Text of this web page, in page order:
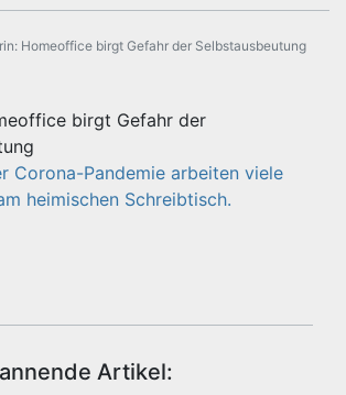
Homeoffice birgt Gefahr der Selbstausbeutung
birgt Gefahr der
Artikel: